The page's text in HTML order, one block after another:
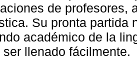
de profesores,
Su pronta partida
académico de la
ser llenado fácilmente.